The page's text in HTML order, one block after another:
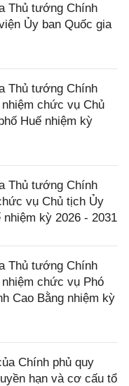
Thủ tướng Chính
Ủy ban Quốc gia
Thủ tướng Chính
chức vụ Chủ
Huế nhiệm kỳ
Thủ tướng Chính
vụ Chủ tịch Ủy
nhiệm kỳ 2026 - 2031
Thủ tướng Chính
chức vụ Phó
Cao Bằng nhiệm kỳ
Chính phủ quy
hạn và cơ cấu tổ